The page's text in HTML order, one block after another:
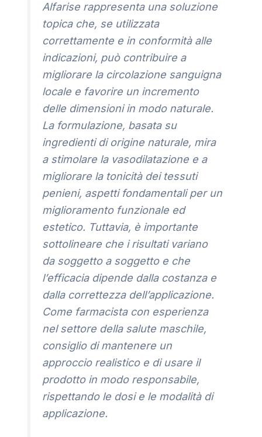
Alfarise rappresenta una soluzione
topica che, se utilizzata
correttamente e in conformità alle
indicazioni, può contribuire a
migliorare la circolazione sanguigna
locale e favorire un incremento
delle dimensioni in modo naturale.
La formulazione, basata su
ingredienti di origine naturale, mira
a stimolare la vasodilatazione e a
migliorare la tonicità dei tessuti
penieni, aspetti fondamentali per un
miglioramento funzionale ed
estetico. Tuttavia, è importante
sottolineare che i risultati variano
da soggetto a soggetto e che
l’efficacia dipende dalla costanza e
dalla correttezza dell’applicazione.
Come farmacista con esperienza
nel settore della salute maschile,
consiglio di mantenere un
approccio realistico e di usare il
prodotto in modo responsabile,
rispettando le dosi e le modalità di
applicazione.